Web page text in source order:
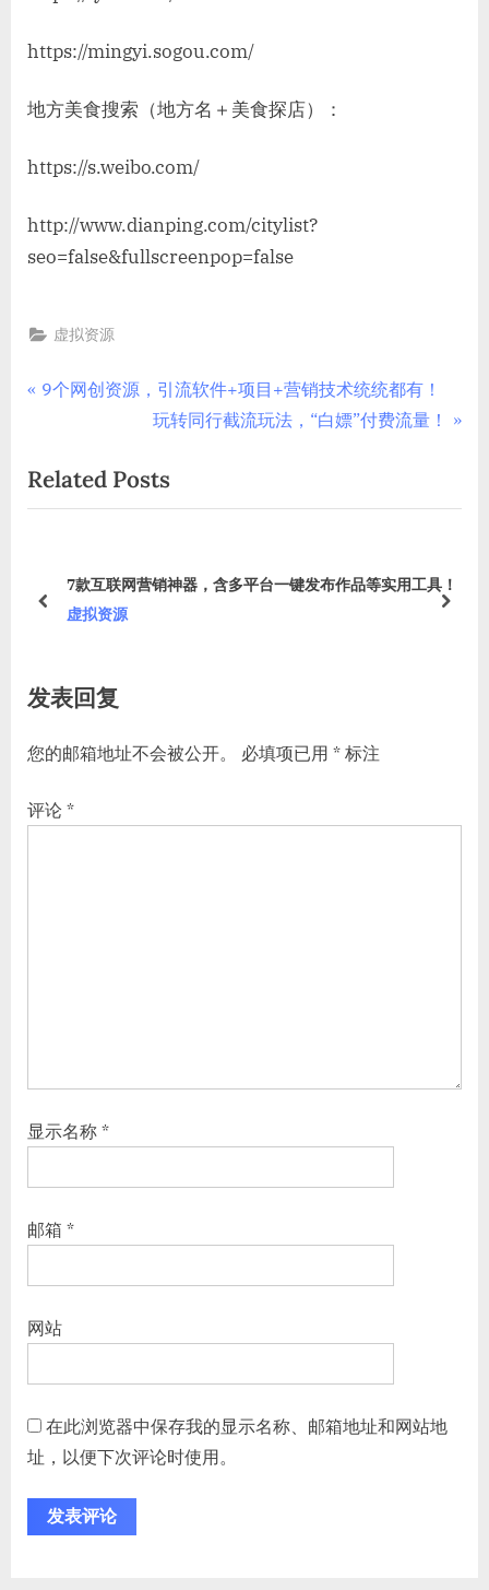
https://mingyi.sogou.com/
地方美食搜索（地方名＋美食探店）：
https://s.weibo.com/
http://www.dianping.com/citylist?
seo=false&fullscreenpop=false
虚拟资源
文
导
P
v
i
s
s
:
9个网创资源，引流软件+项目+营销技术统统都有！
N
x
t
玩转同行截流玩法，“白嫖”付费流量！
Related Posts
7款互联网营销神器，含多平台一键发布作品等实用工具！
虚拟资源
prev next
发表回复
您的邮箱地址不会被公开。 必填项已用 * 标注
评论 *
显示名称 *
邮箱 *
网站
在此浏览器中保存我的显示名称、邮箱地址和网站地
址，以便下次评论时使用。